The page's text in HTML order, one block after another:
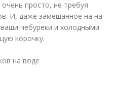
просто, не требуя
И, даже замешанное на на
чебуреки и холодными
корочку.
на воде